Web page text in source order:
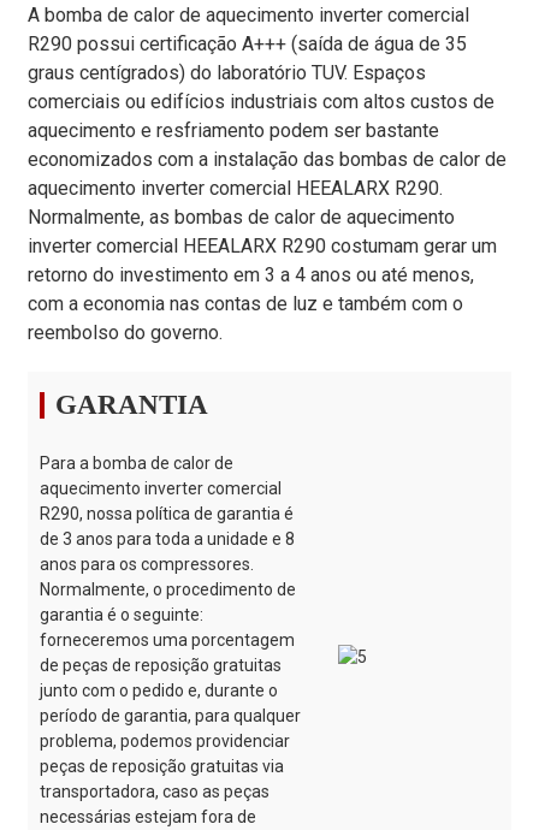
A bomba de calor de aquecimento inverter comercial
R290 possui certificação A+++ (saída de água de 35
graus centígrados) do laboratório TUV. Espaços
comerciais ou edifícios industriais com altos custos de
aquecimento e resfriamento podem ser bastante
economizados com a instalação das bombas de calor de
aquecimento inverter comercial HEEALARX R290.
Normalmente, as bombas de calor de aquecimento
inverter comercial HEEALARX R290 costumam gerar um
retorno do investimento em 3 a 4 anos ou até menos,
com a economia nas contas de luz e também com o
reembolso do governo.
GARANTIA
Para a bomba de calor de
aquecimento inverter comercial
R290, nossa política de garantia é
de 3 anos para toda a unidade e 8
anos para os compressores.
Normalmente, o procedimento de
garantia é o seguinte:
forneceremos uma porcentagem
de peças de reposição gratuitas
junto com o pedido e, durante o
período de garantia, para qualquer
problema, podemos providenciar
peças de reposição gratuitas via
transportadora, caso as peças
necessárias estejam fora de
(C/L/A)
milímetros 2040×900×1643
Peso líquido/bruto kg
520/570
Os dados acima são apenas para referência; dados
específicos estão sujeitos à placa de identificação do produto.